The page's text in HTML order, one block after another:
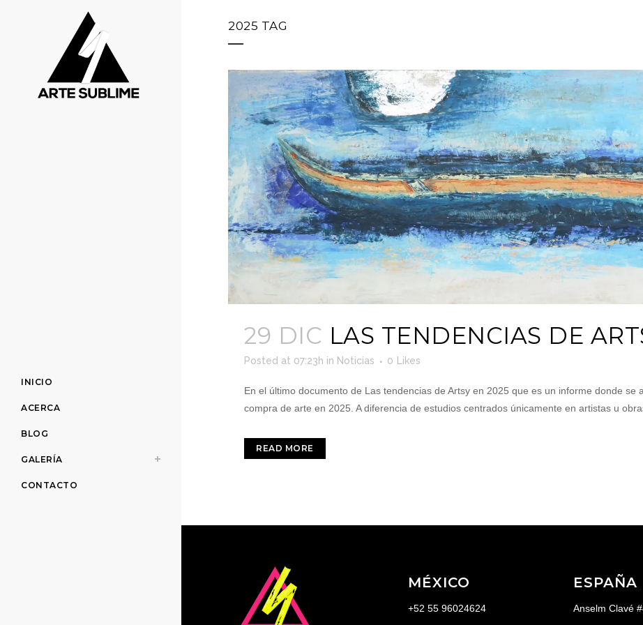
INICIO
ACERCA
BLOG
GALERÍA
CONTACTO
2025 TAG
29 DIC LAS TENDENCIAS DE
Posted at 07:23h in Noticias 0 Likes
En el último documento de Las tendencias de Artsy en 2025 que es un informe donde
compra de arte en 2025. A diferencia de estudios centrados únicamente en artistas u
READ MORE
MÉXICO
+52 55 96024624
ESPAÑA
Anselm Clavé